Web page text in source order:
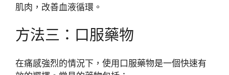
肌肉，改善血液循環。
方法三：口服藥物
在痛感強烈的情況下，使用口服藥物是一個快速有